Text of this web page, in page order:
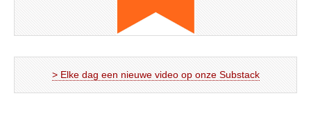
> Elke dag een nieuwe video op onze Substack